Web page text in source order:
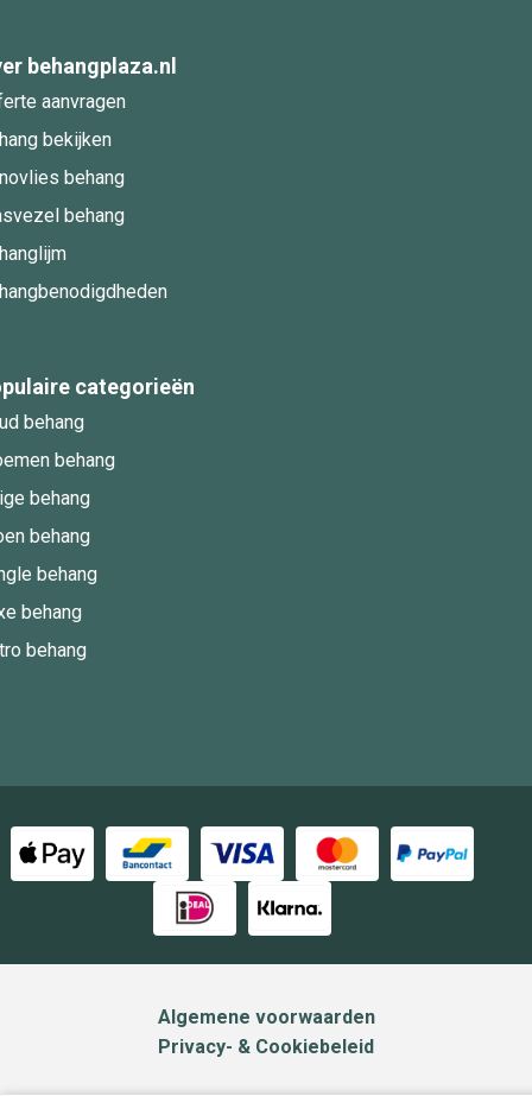
behangplaza.nl
aanvragen
bekijken
behang
behang
categorieën
behang
behang
behang
behang
behang
behang
behang
Algemene voorwaarden
Privacy- & Cookiebeleid